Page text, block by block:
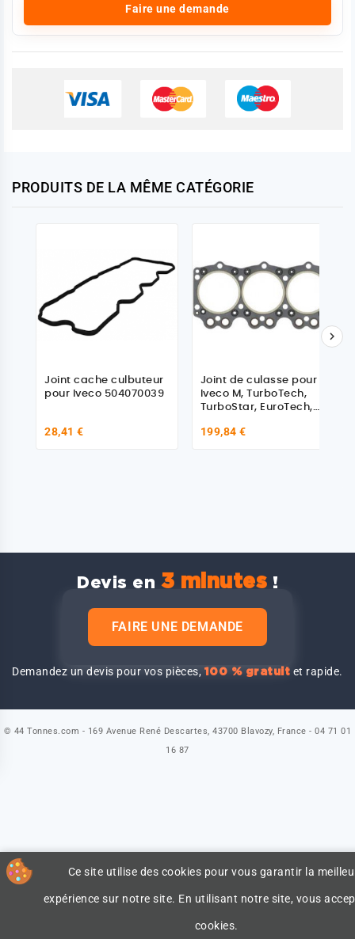
Faire une demande
PRODUITS DE LA MÊME CATÉGORIE
Joint cache culbuteur
pour Iveco 504070039
28,41 €
Joint de culasse pour
Iveco M, TurboTech,
TurboStar, EuroTech,
199,84 €

Devis en 3 minutes !
FAIRE UNE DEMANDE
Demandez un devis pour vos pièces,100 % gratuit et rapide.
Ce site utilise des cookies pour vous garantir la
expérience sur notre site. En utilisant notre site, vous
cookies.
© 44 Tonnes.com - 169 Avenue René Descartes, 43700 Blavozy, France - 04 71 01
16 87